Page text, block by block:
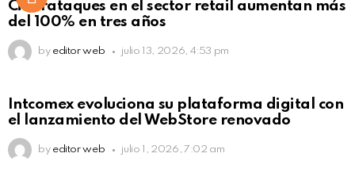
Ciberataques en el sector retail aumentan más
del 100% en tres años
by editor web julio 13, 2026, 4:53 pm
Intcomex evoluciona su plataforma digital con
el lanzamiento del WebStore renovado
by editor web julio 1, 2026, 7:02 am